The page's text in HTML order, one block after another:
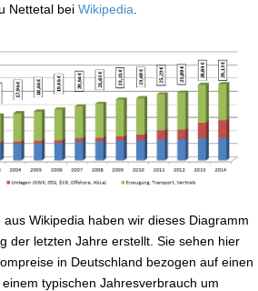
Nettetal bei Wikipedia
Wikipedia haben wir dieses Diagramm
der letzten Jahre erstellt. Sie sehen hier
in Deutschland bezogen auf einen
typischen Jahresverbrauch um